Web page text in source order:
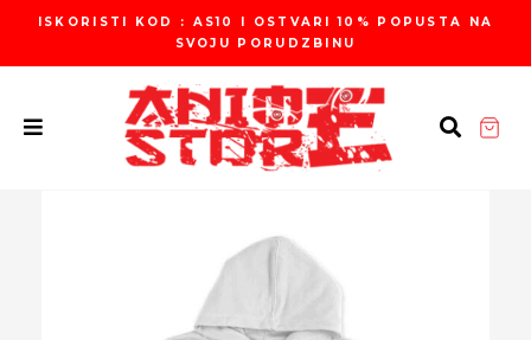
садржај
ISKORISTI KOD : AS10 I OSTVARI 10% POPUSTA NA
SVOJU PORUDZBINU